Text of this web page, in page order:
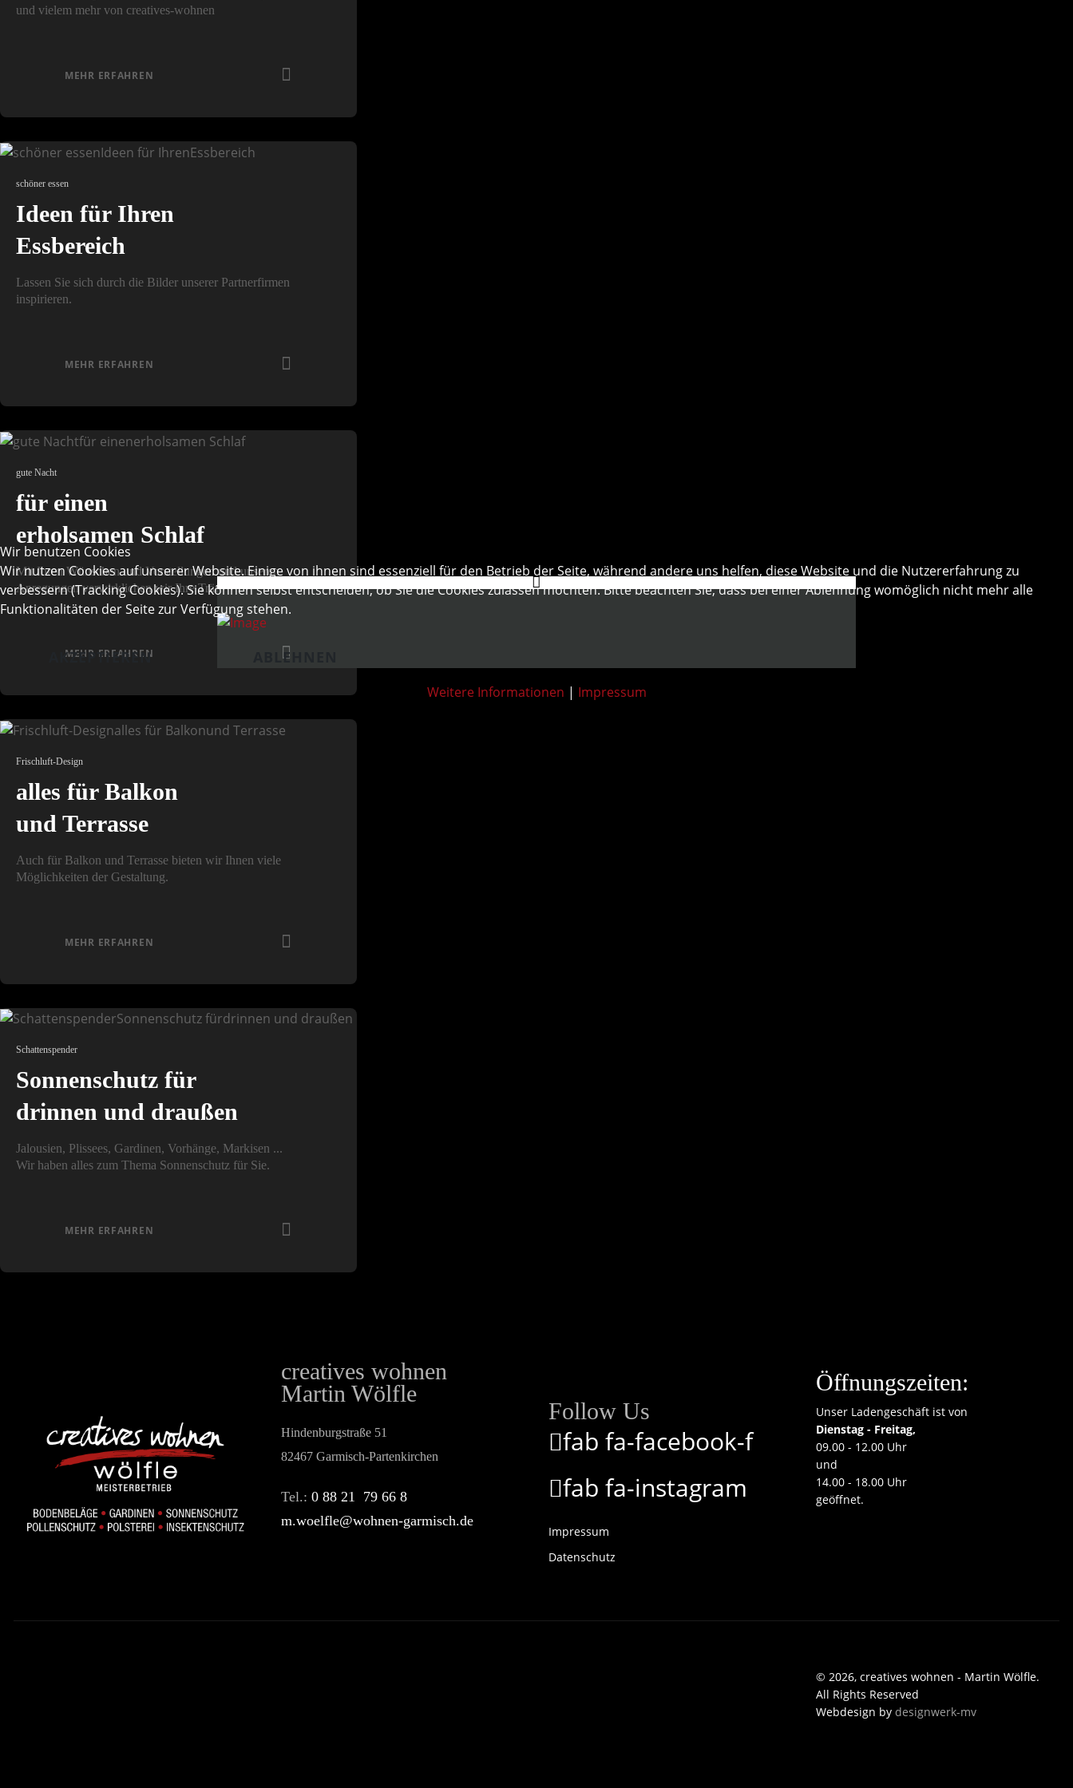
und vielem mehr von creatives-wohnen
MEHR ERFAHREN
schöner essen
Ideen für Ihren
Essbereich
Lassen Sie sich durch die Bilder unserer Partnerfirmen
inspirieren.
MEHR ERFAHREN
gute Nacht
für einen
erholsamen Schlaf
Mit Ihren Wünschen und Vorstellungen und unseren
Anregungen verwirklichen wir Ihre Träume!
MEHR ERFAHREN
Frischluft-Design
alles für Balkon
und Terrasse
Auch für Balkon und Terrasse bieten wir Ihnen viele
Möglichkeiten der Gestaltung.
MEHR ERFAHREN
Schattenspender
Sonnenschutz für
drinnen und draußen
Jalousien, Plissees, Gardinen, Vorhänge, Markisen ...
Wir haben alles zum Thema Sonnenschutz für Sie.
MEHR ERFAHREN
creatives wohnen
Martin Wölfle
Hindenburgstraße 51
82467 Garmisch-Partenkirchen
Tel.: 0 88 21 79 66 8
m.woelfle@wohnen-garmisch.de
Follow Us
fab fa-facebook-f
fab fa-instagram
Impressum
Datenschutz
Öffnungszeiten:
Unser Ladengeschäft ist von
Dienstag - Freitag,
09.00 - 12.00 Uhr
und
14.00 - 18.00 Uhr
geöffnet.
© 2026, creatives wohnen - Martin Wölfle.
All Rights Reserved
Webdesign by designwerk-mv
Wir benutzen Cookies
Wir nutzen Cookies auf unserer Website. Einige von ihnen sind essenziell für den Betrieb der Seite, während andere uns helfen, diese Website und die Nutzererfahrung zu
verbessern (Tracking Cookies). Sie können selbst entscheiden, ob Sie die Cookies zulassen möchten. Bitte beachten Sie, dass bei einer Ablehnung womöglich nicht mehr alle
Funktionalitäten der Seite zur Verfügung stehen.
AKZEPTIEREN ABLEHNEN
Weitere Informationen | Impressum